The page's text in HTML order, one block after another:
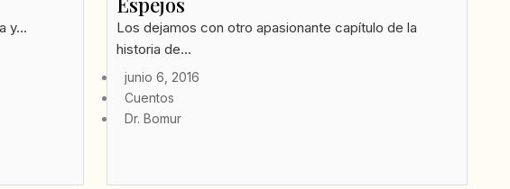
y...
Los dejamos con otro apasionante capítulo de la
historia de...
junio 6, 2016
Cuentos
Dr. Bomur